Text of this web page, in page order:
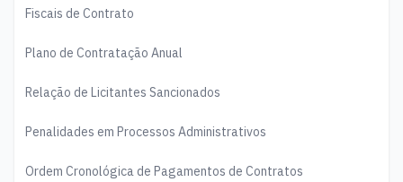
Fiscais de Contrato
Plano de Contratação Anual
Relação de Licitantes Sancionados
Penalidades em Processos Administrativos
Ordem Cronológica de Pagamentos de Contratos